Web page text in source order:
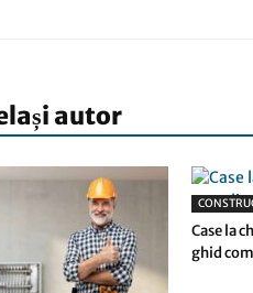
autor
Case la
ghid